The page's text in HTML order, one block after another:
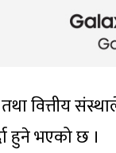
वित्तीय
हुने भएको छ ।